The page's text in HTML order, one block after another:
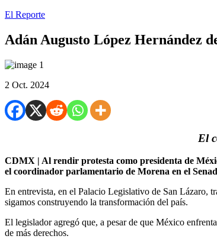
El Reporte
Adán Augusto López Hernández
2 Oct. 2024
El
CDMX | Al rendir protesta como presidenta de
el coordinador parlamentario de Morena en el
En entrevista, en el Palacio Legislativo de San Lázaro,
sigamos construyendo la transformación del país.
El legislador agregó que, a pesar de que México
de más derechos.